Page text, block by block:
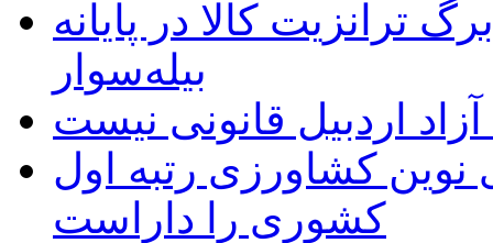
کالا در پایانه
بیله‌سوار
اردبیل قانونی نیست
نوین کشاورزی رتبه اول
کشوری را داراست